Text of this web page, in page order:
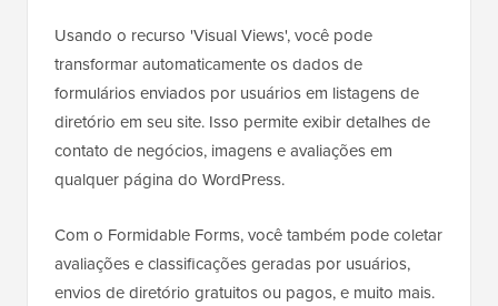
Usando o recurso 'Visual Views', você pode
transformar automaticamente os dados de
formulários enviados por usuários em listagens de
diretório em seu site. Isso permite exibir detalhes de
contato de negócios, imagens e avaliações em
qualquer página do WordPress.
Com o Formidable Forms, você também pode coletar
avaliações e classificações geradas por usuários,
envios de diretório gratuitos ou pagos, e muito mais.